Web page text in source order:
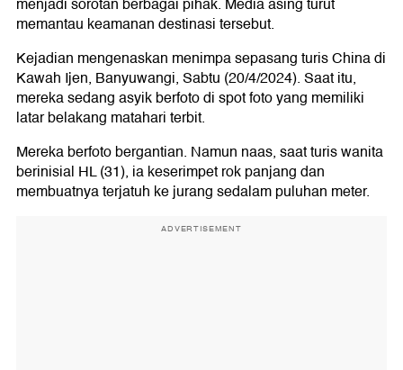
menjadi sorotan berbagai pihak. Media asing turut
memantau keamanan destinasi tersebut.
Kejadian mengenaskan menimpa sepasang turis China di
Kawah Ijen, Banyuwangi, Sabtu (20/4/2024). Saat itu,
mereka sedang asyik berfoto di spot foto yang memiliki
latar belakang matahari terbit.
Mereka berfoto bergantian. Namun naas, saat turis wanita
berinisial HL (31), ia keserimpet rok panjang dan
membuatnya terjatuh ke jurang sedalam puluhan meter.
ADVERTISEMENT